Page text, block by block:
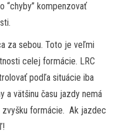
“chyby” kompenzovať
za sebou. Toto je veľmi
celej formácie. LRC
podľa situácie iba
a vätšinu času jazdy nemá
zvyšku formácie. Ak jazdec